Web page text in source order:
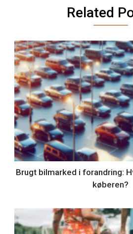
Related
Brugt bilmarked i forandring:
køberen?